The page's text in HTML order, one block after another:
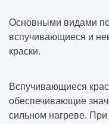
Основными видами
вспучивающиеся и
краски.
Вспучивающиеся
обеспечивающие
сильном нагреве.